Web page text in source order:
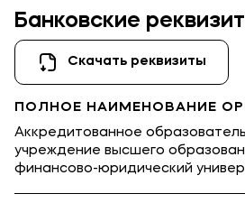
Банковские
Скачать реквизиты
ПОЛНОЕ НАИМЕНОВАНИЕ
Аккредитованное
учреждение высшего
финансово-юридический